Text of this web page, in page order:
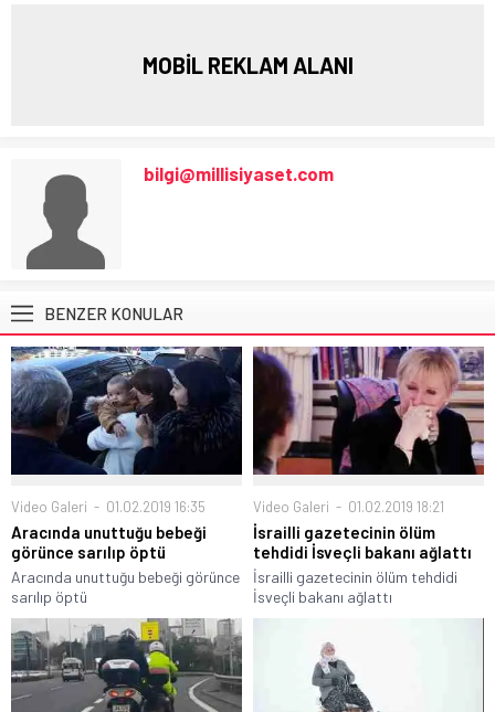
MOBİL REKLAM ALANI
bilgi@millisiyaset.com
BENZER KONULAR
Video Galeri 01.02.2019 16:35
Aracında unuttuğu bebeği
görünce sarılıp öptü
Aracında unuttuğu bebeği görünce
sarılıp öptü
Video Galeri 01.02.2019 18:21
İsrailli gazetecinin ölüm
tehdidi İsveçli bakanı ağlattı
İsrailli gazetecinin ölüm tehdidi
İsveçli bakanı ağlattı